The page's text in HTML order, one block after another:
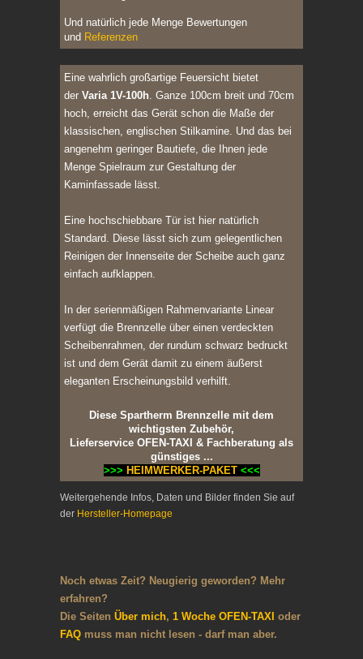
Und natürlich jede Menge Bewertungen
und Referenzen
Eine wahrlich großartige Feuersicht bietet
der Varia 1V-100h. Ganze 100cm breit und 70cm
hoch, erreicht das Gerät schon die Maße der
klassischen, englischen Stilkamine. Und das bei
angenehm geringer Bautiefe, die Ihnen jede
Menge Spielraum zur Gestaltung der
Kaminfassade lässt.
Eine hochschiebbare Tür ist hier natürlich
Standard. Diese lässt sich zum gelegentlichen
Reinigen der Innenseite der Scheibe auch ganz
einfach aufklappen.
In der serienmäßigen Rahmenvariante Linear
verfügt die Brennzelle über einen verdeckten
Scheibenrahmen, der rundum schwarz bedruckt
ist und dem Gerät damit zu einem äußerst
eleganten Erscheinungsbild verhilft.
Diese Spartherm Brennzelle mit dem
wichtigsten Zubehör,
Lieferservice OFEN-TAXI & Fachberatung als
günstiges ...
>>> HEIMWERKER-PAKET<<<
Weitergehende Infos, Daten und Bilder finden Sie auf
der Hersteller-Homepage
Noch etwas Zeit? Neugierig geworden? Mehr
erfahren?
Die Seiten Über mich, 1 Woche OFEN-TAXI oder
FAQ muss man nicht lesen - darf man aber.